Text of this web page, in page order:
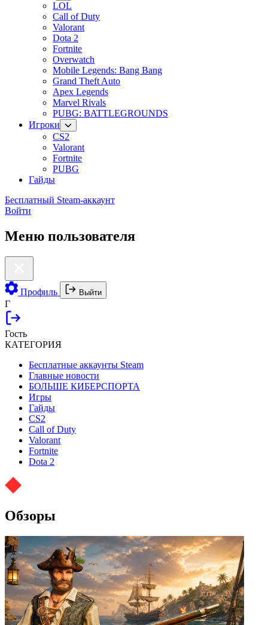
LOL
Call of Duty
Valorant
Dota 2
Fortnite
Overwatch
Mobile Legends: Bang Bang
Grand Theft Auto
Apex Legends
Marvel Rivals
PUBG: BATTLEGROUNDS
Игроки
CS2
Valorant
Fortnite
PUBG
Гайды
Бесплатный Steam-аккаунт
Войти
Меню пользователя
Профиль Выйти
Г
Гость
КАТЕГОРИЯ
Бесплатные аккаунты Steam
Главные новости
БОЛЬШЕ КИБЕРСПОРТА
Игры
Гайды
CS2
Call of Duty
Valorant
Fortnite
Dota 2
Обзоры